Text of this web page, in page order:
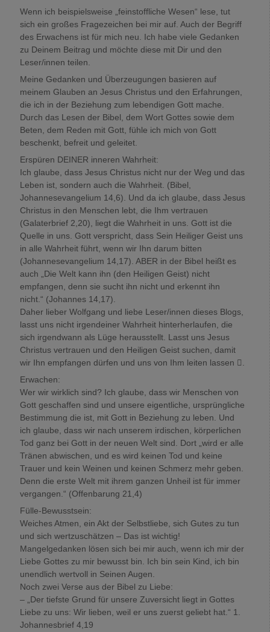
Wenn ich beispielsweise „feinstoffliche Wesen“ lese, tut
sich ein großes Fragezeichen bei mir auf. Auch der Begriff
des Erwachens ist für mich neu. Ich habe viele Gedanken
zu Deinem Beitrag und möchte diese mit Dir und den
Leser/innen teilen.
Meine Gedanken und Überzeugungen basieren auf
meinem Glauben an Jesus Christus und den Erfahrungen,
die ich in der Beziehung zum lebendigen Gott mache.
Durch das Lesen der Bibel, dem Wort Gottes sowie dem
Beten, dem Reden mit Gott, fühle ich mich von Gott
beschenkt, befreit und geleitet.
Erspüren DEINER inneren Wahrheit:
Ich glaube, dass Jesus Christus nicht nur der Weg und das
Leben ist, sondern auch die Wahrheit. (Bibel,
Johannesevangelium 14,6). Und da ich glaube, dass Jesus
Christus in den Menschen lebt, die Ihm vertrauen
(Galaterbrief 2,20), liegt die Wahrheit in uns. Gott ist die
Quelle in uns. Gott verspricht, dass Sein Heiliger Geist uns
in alle Wahrheit führt, wenn wir Ihn darum bitten
(Johannesevangelium 14,17). ABER in der Bibel heißt es
auch „Die Welt kann ihn (den Heiligen Geist) nicht
empfangen, denn sie sucht ihn nicht und erkennt ihn
nicht.“ (Johannes 14,17).
Daher lieber Wolfgang und liebe Leser/innen dieses Blogs,
lasst uns nicht irgendeiner Wahrheit hinterherlaufen, die
sich irgendwann als Lüge herausstellt. Lasst uns Jesus
Christus vertrauen und den Heiligen Geist suchen, damit
wir Ihn empfangen dürfen und uns von Ihm leiten lassen .
Erwachen:
Wer wir wirklich sind? Ich glaube, dass wir Menschen von
Gott geschaffen sind und unsere eigentliche, ursprüngliche
Bestimmung die ist, mit Gott in Beziehung zu leben. Und
ich glaube, dass wir nach unserem irdischen, körperlichen
Tod ganz bei Gott in der neuen Welt sind. Dort „wird er alle
Tränen abwischen, und es wird keinen Tod und keine
Trauer und kein Weinen und keinen Schmerz mehr geben.
Denn die erste Welt mit ihrem ganzen Unheil ist für immer
vergangen.“ (Offenbarung 21,4)
Fülle-Bewusstsein:
Weiches Atmen, ein Akt der Selbstliebe, sich Gutes zu tun
und sich wertzuschätzen – Das ist wichtig!
Mangelgedanken lösen sich bei mir auch, wenn ich mir der
Liebe Gottes zu mir bewusst bin. Ich bin sein Kind, ich bin
unendlich wertvoll in Seinen Augen.
Noch zwei Verse aus der Bibel zu Liebe:
– „Der tiefste Grund für unsere Zuversicht liegt in Gottes
Liebe zu uns: Wir lieben, weil er uns zuerst geliebt hat.“ 1.
Johannesbrief 4,19